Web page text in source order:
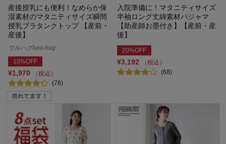
産後授乳にも便利！なめらか保
湿素材のマタニティサイズ瞬間
授乳ブラタンクトップ 【産前・
産後】
ウルハグ/uru-hug
10%OFF
¥1,970
（税込）
(78)
入院準備に！マタニティサイズ
半袖ロング丈綿素材パジャマ
【助産師お墨付き】【産前・産
後】
20%OFF
¥3,192
（税込）
(68)